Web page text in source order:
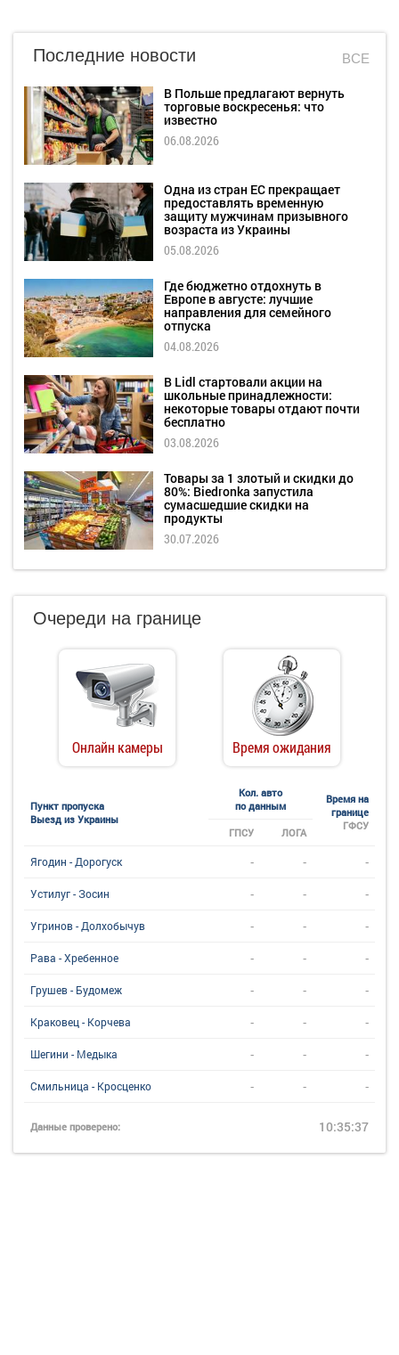
Последние новости ВСЕ
В Польше предлагают вернуть
торговые воскресенья: что
известно
06.08.2026
Одна из стран ЕС прекращает
предоставлять временную
защиту мужчинам призывного
возраста из Украины
05.08.2026
Где бюджетно отдохнуть в
Европе в августе: лучшие
направления для семейного
отпуска
04.08.2026
В Lidl стартовали акции на
школьные принадлежности:
некоторые товары отдают почти
бесплатно
03.08.2026
Товары за 1 злотый и скидки до
80%: Biedronka запустила
сумасшедшие скидки на
продукты
30.07.2026
Очереди на границе
Онлайн камеры Время ожидания
Пункт пропуска
Выезд из Украины
Кол. авто
по данным
Время на
границе
ГФСУ
ГПСУ ЛОГА
Ягодин - Дорогуск - - -
Устилуг - Зосин - - -
Угринов - Долхобычув - - -
Рава - Хребенное - - -
Грушев - Будомеж - - -
Краковец - Корчева - - -
Шегини - Медыка - - -
Смильница - Кросценко - - -
Данные проверено: 10:35:37